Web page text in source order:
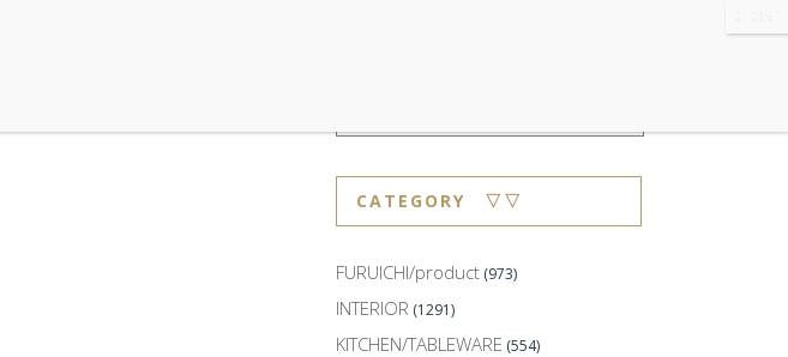
CATEGORY ▽▽
FURUICHI/product (973)
INTERIOR (1291)
KITCHEN/TABLEWARE (554)